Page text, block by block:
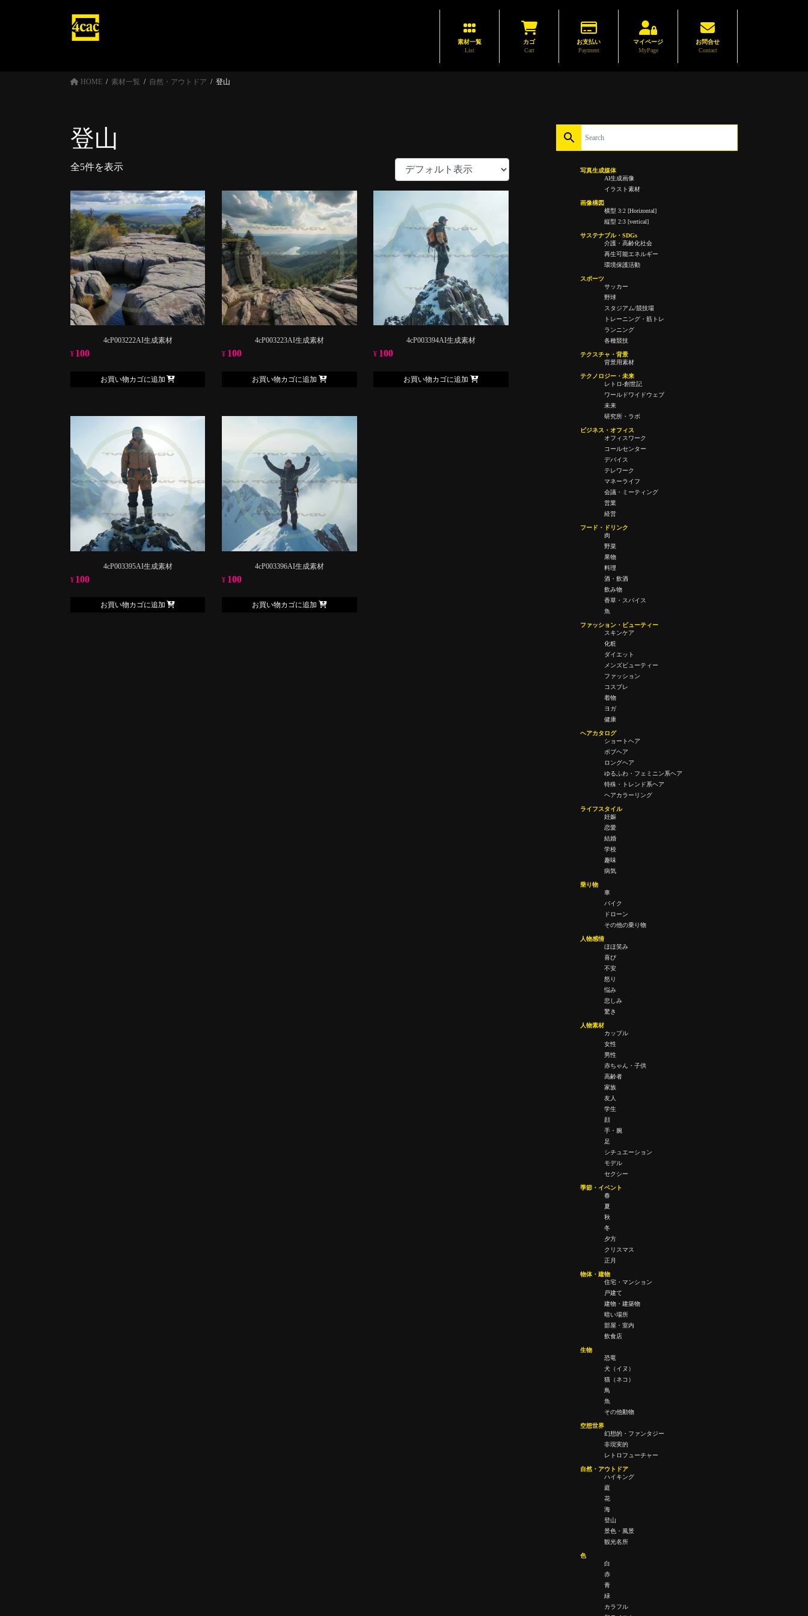
素材一覧
List
カゴ
Cart
お支払い
Payment
マイページ
MyPage
お問合せ
Contact
HOME 素材一覧 自然・アウトドア 登山
登山
全5件を表示
4cP003222AI生成素材
¥ 100
お買い物カゴに追加
4cP003223AI生成素材
¥ 100
お買い物カゴに追加
4cP003394AI生成素材
¥ 100
お買い物カゴに追加
4cP003395AI生成素材
¥ 100
お買い物カゴに追加
4cP003396AI生成素材
¥ 100
お買い物カゴに追加
写真生成媒体
AI生成画像
イラスト素材
画像構図
横型 3:2 [Horizontal]
縦型 2:3 [vertical]
サステナブル・SDGs
介護・高齢化社会
再生可能エネルギー
環境保護活動
スポーツ
サッカー
野球
スタジアム/競技場
トレーニング・筋トレ
ランニング
各種競技
テクスチャ・背景
背景用素材
テクノロジー・未来
レトロ-創世記
ワールドワイドウェブ
未来
研究所・ラボ
ビジネス・オフィス
オフィスワーク
コールセンター
デバイス
テレワーク
マネーライフ
会議・ミーティング
営業
経営
フード・ドリンク
肉
野菜
果物
料理
酒・飲酒
飲み物
香草・スパイス
魚
ファッション・ビューティー
スキンケア
化粧
ダイエット
メンズビューティー
ファッション
コスプレ
着物
ヨガ
健康
ヘアカタログ
ショートヘア
ボブヘア
ロングヘア
ゆるふわ・フェミニン系ヘア
特殊・トレンド系ヘア
ヘアカラーリング
ライフスタイル
妊娠
恋愛
結婚
学校
趣味
病気
乗り物
車
バイク
ドローン
その他の乗り物
人物感情
ほほ笑み
喜び
不安
怒り
悩み
悲しみ
驚き
人物素材
カップル
女性
男性
赤ちゃん・子供
高齢者
家族
友人
学生
顔
手・腕
足
シチュエーション
モデル
セクシー
季節・イベント
春
夏
秋
冬
夕方
クリスマス
正月
物体・建物
住宅・マンション
戸建て
建物・建築物
暗い場所
部屋・室内
飲食店
生物
恐竜
犬（イヌ）
猫（ネコ）
鳥
魚
その他動物
空想世界
幻想的・ファンタジー
非現実的
レトロフューチャー
自然・アウトドア
ハイキング
庭
花
海
登山
景色・風景
観光名所
色
白
赤
青
緑
カラフル